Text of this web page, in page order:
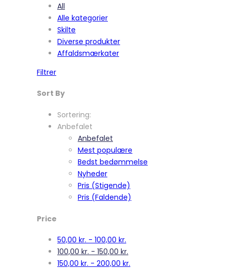
All
Alle kategorier
Skilte
Diverse produkter
Affaldsmærkater
Filtrer
Sort By
Sortering:
Anbefalet
Anbefalet
Mest populære
Bedst bedømmelse
Nyheder
Pris (Stigende)
Pris (Faldende)
Price
50,00 kr. - 100,00 kr.
100,00 kr. - 150,00 kr.
150,00 kr. - 200,00 kr.